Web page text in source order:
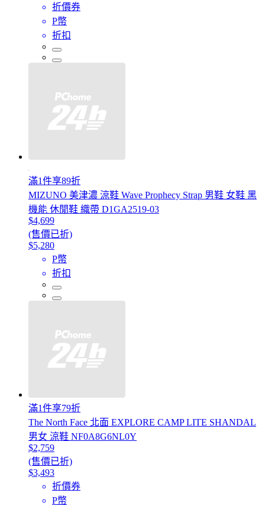
折價券
P幣
折扣
滿1件享89折
MIZUNO 美津濃 涼鞋 Wave Prophecy Strap 男鞋 女鞋 黑
機能 休閒鞋 織帶 D1GA2519-03
$4,699
(售價已折)
$5,280
P幣
折扣
滿1件享79折
The North Face 北面 EXPLORE CAMP LITE SHANDAL
男女 涼鞋 NF0A8G6NL0Y
$2,759
(售價已折)
$3,493
折價券
P幣